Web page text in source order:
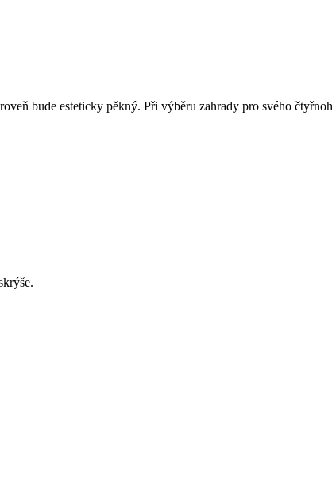
bude esteticky pěkný. Při výběru zahrady pro svého